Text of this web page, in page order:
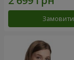
Замовити